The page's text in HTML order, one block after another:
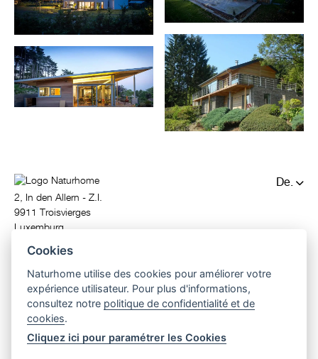
De.
2, In den Allern - Z.I.
9911 Troisvierges
Luxemburg
info@naturhome.lu
© 2026 Naturhome.All rights reserved.
Cookies
Naturhome utilise des cookies pour améliorer votre
expérience utilisateur. Pour plus d'informations,
consultez notre politique de confidentialité et de
cookies.
Cliquez ici pour paramétrer les Cookies